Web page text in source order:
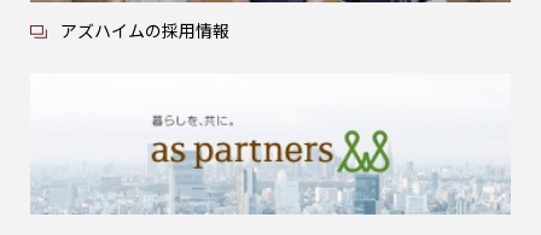
アズハイムの採用情報